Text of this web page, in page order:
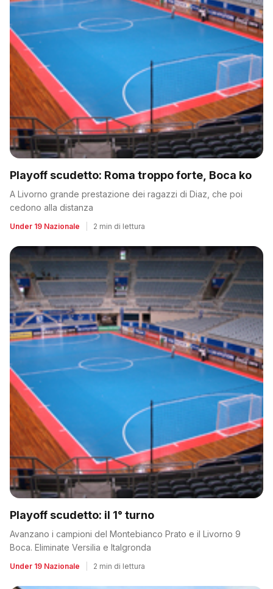
Playoff scudetto: Roma troppo forte, Boca ko
A Livorno grande prestazione dei ragazzi di Diaz, che poi
cedono alla distanza
Under 19 Nazionale 2 min di lettura
Playoff scudetto: il 1° turno
Avanzano i campioni del Montebianco Prato e il Livorno 9
Boca. Eliminate Versilia e Italgronda
Under 19 Nazionale 2 min di lettura